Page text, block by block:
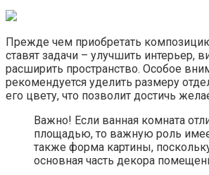
Прежде чем приобретать
ставят задачи – улучшить интерьер,
расширить пространство. Особое
рекомендуется уделить размеру
его цвету, что позволит достичь
Важно! Если ванная комната
площадью, то важную роль
также форма картины,
основная часть декора